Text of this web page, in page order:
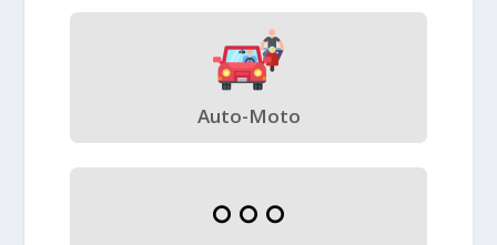
Auto-Moto